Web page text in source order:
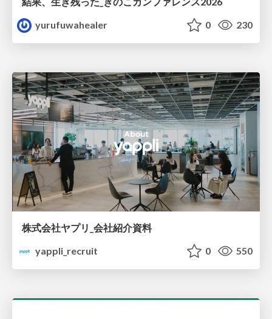
yurufuwahealer
0 230
株式会社ヤプリ_会社紹介資料
yappli_recruit
0 550